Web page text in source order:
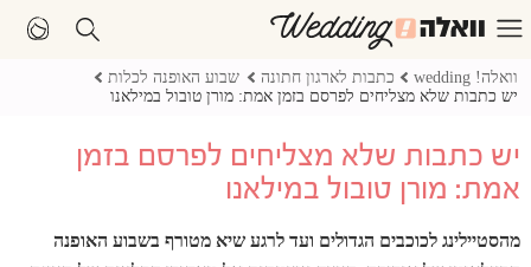
וואלה! wedding כתבות לארגון חתונה
שבוע האופנה לכלות
יש כתבות שלא מצליחים לפרסם בזמן אמת: מורן טובול במילאנו
יש כתבות שלא מצליחים לפרסם בזמן
אמת: מורן טובול במילאנו
מהסטיילינג לכוכבים הגדולים ועד לרגע שיא מטורף בשבוע האופנה